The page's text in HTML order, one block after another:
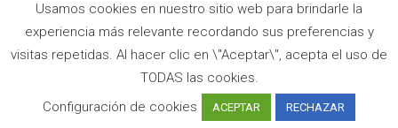
Feed de comentarios
WordPress.org
Usamos cookies en nuestro sitio web para brindarle la
experiencia más relevante recordando sus preferencias y
visitas repetidas. Al hacer clic en \"Aceptar\", acepta el uso de
TODAS las cookies.
Configuración de cookies
ACEPTAR RECHAZAR